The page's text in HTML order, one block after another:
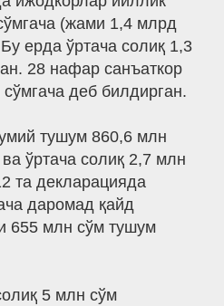
(жами 1,4 млрд
ерда ўртача солиқ 1,3
28 нафар санъаткор
деб билдирган.
тушум 860,6 млн
ўртача солиқ 2,7 млн
та декларацияда
даромад қайд
655 млн сўм тушум
5 млн сўм